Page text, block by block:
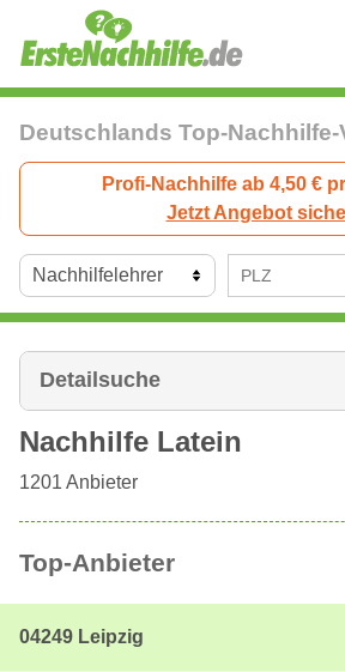
Deutschlands Top-Nachhilfe-
Profi-Nachhilfe ab 4,50 €
Jetzt Angebot
Detailsuche
Nachhilfe Latein
1201 Anbieter
Top-Anbieter
04249 Leipzig